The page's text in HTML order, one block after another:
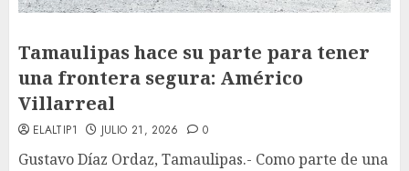
Tamaulipas hace su parte para tener
una frontera segura: Américo
Villarreal
ELALTIP1 JULIO 21, 2026 0
Gustavo Díaz Ordaz, Tamaulipas.- Como parte de una